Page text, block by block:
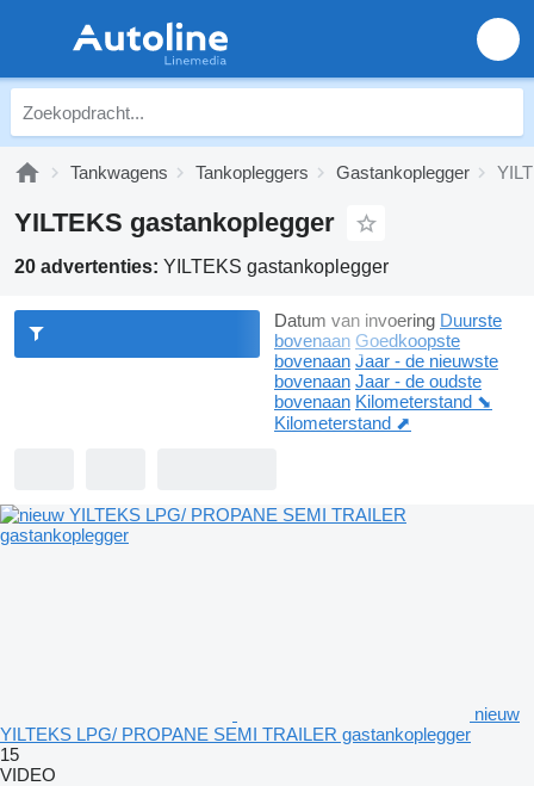
Tankwagens Tankopleggers Gastankoplegger
YILTEKS gastankoplegger
20 advertenties: YILTEKS gastankoplegger
Datum van invoering Duurste
bovenaan Goedkoopste
bovenaan Jaar - de nieuwste
bovenaan Jaar - de oudste
bovenaan Kilometerstand ⬊
Kilometerstand ⬈
nieuw
YILTEKS LPG/ PROPANE SEMI TRAILER gastankoplegger
15
VIDEO